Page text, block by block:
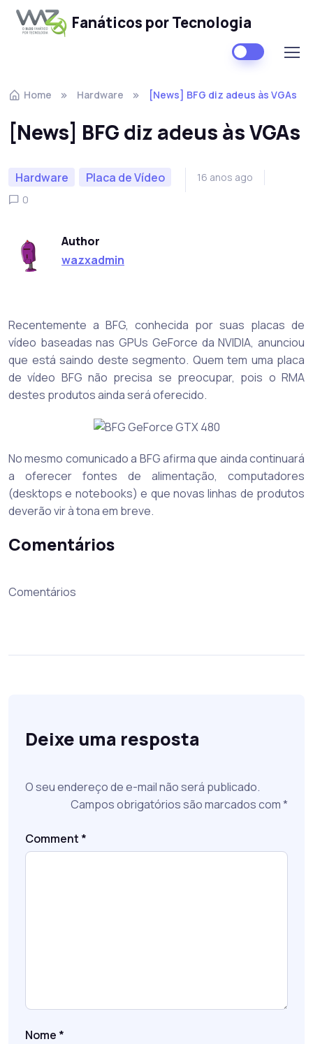
Fanáticos por Tecnologia
Home Hardware [News] BFG diz adeus às VGAs
[News] BFG diz adeus às VGAs
Hardware Placa de Vídeo
16 anos ago
0
Author
wazxadmin
Recentemente a BFG, conhecida por suas placas de
vídeo baseadas nas GPUs GeForce da NVIDIA, anunciou
que está saindo deste segmento. Quem tem uma placa
de vídeo BFG não precisa se preocupar, pois o RMA
destes produtos ainda será oferecido.
No mesmo comunicado a BFG afirma que ainda continuará
a oferecer fontes de alimentação, computadores
(desktops e notebooks) e que novas linhas de produtos
deverão vir à tona em breve.
Comentários
Comentários
Deixe uma resposta
O seu endereço de e-mail não será publicado.
Campos obrigatórios são marcados com*
Comment *
Nome *